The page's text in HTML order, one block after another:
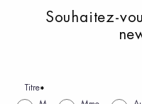
Souhaitez-
n
Titre*